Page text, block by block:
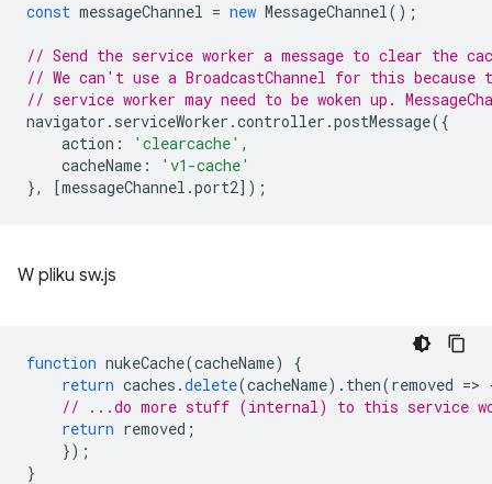
const messageChannel = new MessageChannel();
// Send the service worker a message to clear the
// We can't use a BroadcastChannel for this because
// service worker may need to be woken up.
navigator . serviceWorker .controller .postMessage({
action : 'clearcache' ,
cacheName :
'v1-cache'
},
[messageChannel .port2]);
W pliku sw.js
function nukeCache(cacheName)
{
return caches .delete(cacheName). then(removed =>
// ...do more stuff (internal) to this service
return removed ;
});
}